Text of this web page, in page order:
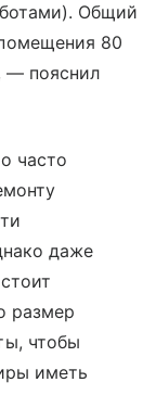
Общий
80
— пояснил
часто
даже
размер
чтобы
иметь